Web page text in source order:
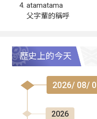
atamatama
父字輩的稱呼
歷史上的今天
2026/ 08/
2026